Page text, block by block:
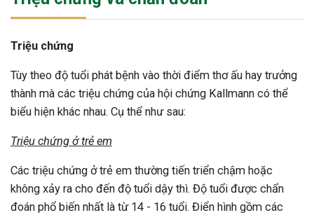
Triệu chứng
Tùy theo độ tuổi phát bệnh vào thời điểm thơ ấu hay trưởng
thành mà các triệu chứng của hội chứng Kallmann có thể
biểu hiện khác nhau. Cụ thể như sau:
Triệu chứng ở trẻ em
Các triệu chứng ở trẻ em thường tiến triển chậm hoặc
không xảy ra cho đến độ tuổi dậy thì. Độ tuổi được chẩn
đoán phổ biến nhất là từ 14 - 16 tuổi. Điển hình gồm các